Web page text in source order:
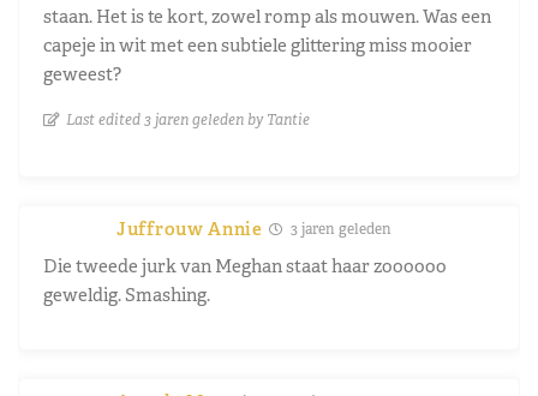
staan. Het is te kort, zowel romp als mouwen. Was een
capeje in wit met een subtiele glittering miss mooier
geweest?
Last edited 3 jaren geleden by Tantie
Juffrouw Annie 3 jaren geleden
Die tweede jurk van Meghan staat haar zoooooo
geweldig. Smashing.